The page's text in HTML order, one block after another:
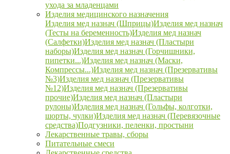
ухода за младенцами
Изделия медицинского назначения
Изделия мед назнач (Шприцы)Изделия мед назнач
(Тесты на беременность)Изделия мед назнач
(Салфетки)Изделия мед назнач (Пластыри
наборы)Изделия мед назнач (Горчишники,
пипетки...)Изделия мед назнач (Маски,
Компрессы...)Изделия мед назнач (Презервативы
№3)Изделия мед назнач (Презервативы
№12)Изделия мед назнач (Презервативы
прочие)Изделия мед назнач (Пластыри
рулоны)Изделия мед назнач (Гольфы, колготки,
шорты, чулки)Изделия мед назнач (Перевязочные
средства)Подгузники, пеленки, простыни
Лекарственные травы, сборы
Питательные смеси